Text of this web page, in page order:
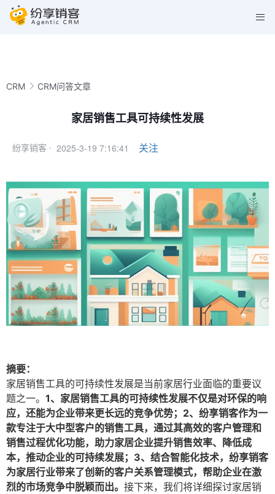
CRM CRM问答文章
家居销售工具可持续性发展
纷享销客 · 2025-3-19 7:16:41 关注
摘要：
家居销售工具的可持续性发展是当前家居行业面临的重要议
题之一。 1、家居销售工具的可持续性发展不仅是对环保的响
应，还能为企业带来更长远的竞争优势；2、纷享销客作为一
款专注于大中型客户的销售工具，通过其高效的客户管理和
销售过程优化功能，助力家居企业提升销售效率、降低成
本，推动企业的可持续发展；3、结合智能化技术，纷享销客
为家居行业带来了创新的客户关系管理模式，帮助企业在激
烈的市场竞争中脱颖而出。 接下来，我们将详细探讨家居销